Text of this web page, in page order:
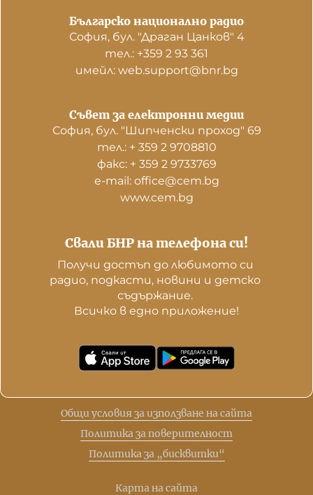
Българско национално радио
София, бул. "Драган Цанков" 4
тел.: +359 2 93 361
имейл: web.support@bnr.bg
Свали БНР на телефона си!
Получи достъп до любимото си
радио, подкасти, новини и детско
съдържание.
Всичко в едно приложение!
Съвет за електронни медии
София, бул. "Шипченски проход" 69
тел.: + 359 2 9708810
факс: + 359 2 9733769
е-mail: office@cem.bg
www.cem.bg
Общи условия за използване на сайта
Политика за поверителност
Политика за „бисквитки“
Карта на сайта